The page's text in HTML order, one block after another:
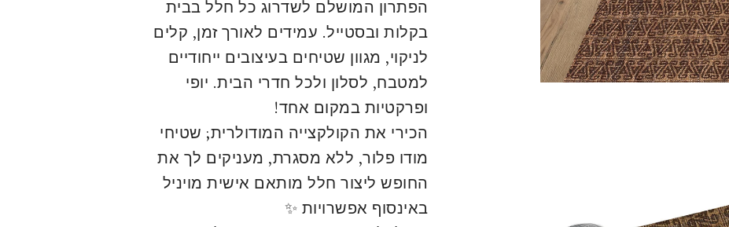
הפתרון המושלם לשדרוג כל חלל בבית
בקלות ובסטייל. עמידים לאורך זמן, קלים
לניקוי, מגוון שטיחים בעיצובים ייחודיים
למטבח, לסלון ולכל חדרי הבית. יופי
ופרקטיות במקום אחד!
הכירי את הקולקצייה המודולרית; שטיחי
מודו פלור, ללא מסגרת, מעניקים לך את
החופש ליצור חלל מותאם אישית מויניל
באינסוף אפשרויות ✨